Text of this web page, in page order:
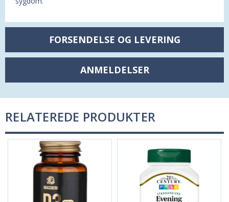
FORSENDELSE OG LEVERING
ANMELDELSER
RELATEREDE PRODUKTER